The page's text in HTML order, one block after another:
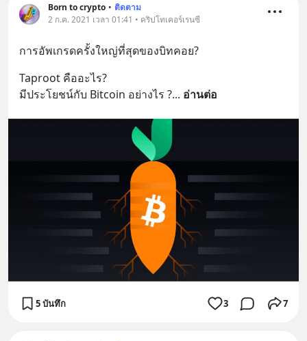
Born to crypto • ติดตาม
2 ก.ค. 2021 เวลา 01:41 • คริปโทเคอร์เรนซี
การอัพเกรดครั้งใหญ่ที่สุดของบิทคอย?
Taproot คืออะไร?
มีประโยชน์กับ Bitcoin อย่างไร ?... อ่านต่อ
5 บันทึก 3 7